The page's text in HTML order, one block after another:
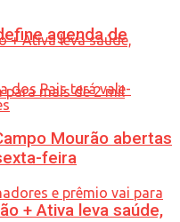
+ Ativa leva saúde,
agenda de
Mourão abertas
feira